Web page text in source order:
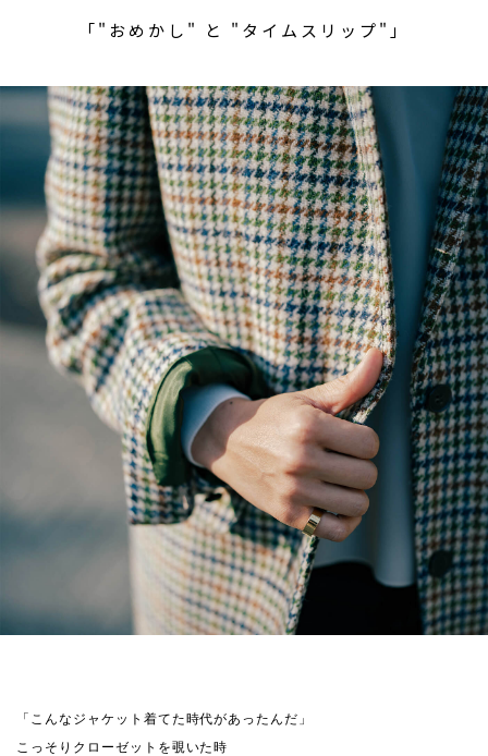
「"おめかし" と "タイムスリップ"」
「こんなジャケット着てた時代があったんだ」
こっそりクローゼットを覗いた時